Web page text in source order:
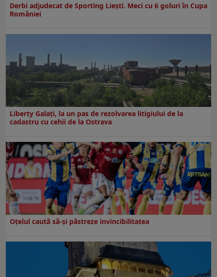
Derbi adjudecat de Sporting Liești. Meci cu 6 goluri în Cupa
României
Liberty Galați, la un pas de rezolvarea litigiului de la
cadastru cu cehii de la Ostrava
Oțelul caută să-și păstreze invincibilitatea